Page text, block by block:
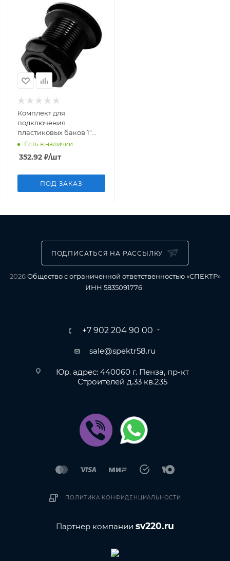
Комплект для
подключения
пластиковых баков 1"
пластиковый
Есть в наличии
352.92 ₽/шт
ПОД ЗАКАЗ
ПОДПИСАТЬСЯ НА РАССЫЛКУ
2026Общество с ограниченной ответственностью «СПЕКТР»
ИНН 5835091776
+7 902 204 90 00
sale@spektr58.ru
Юр. адрес: 440060 г. Пенза, пр-кт
Строителей д.33 кв.235
ПОЛИТИКА КОНФИДЕНЦИАЛЬНОСТИ
Партнер компании sv220.ru